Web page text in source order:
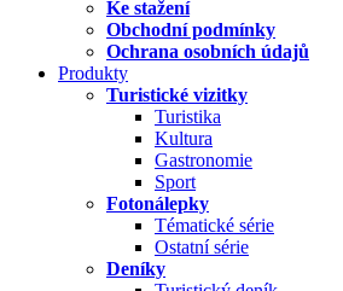
Ke stažení
Obchodní podmínky
Ochrana osobních údajů
Produkty
Turistické vizitky
Turistika
Kultura
Gastronomie
Sport
Fotonálepky
Tématické série
Ostatní série
Deníky